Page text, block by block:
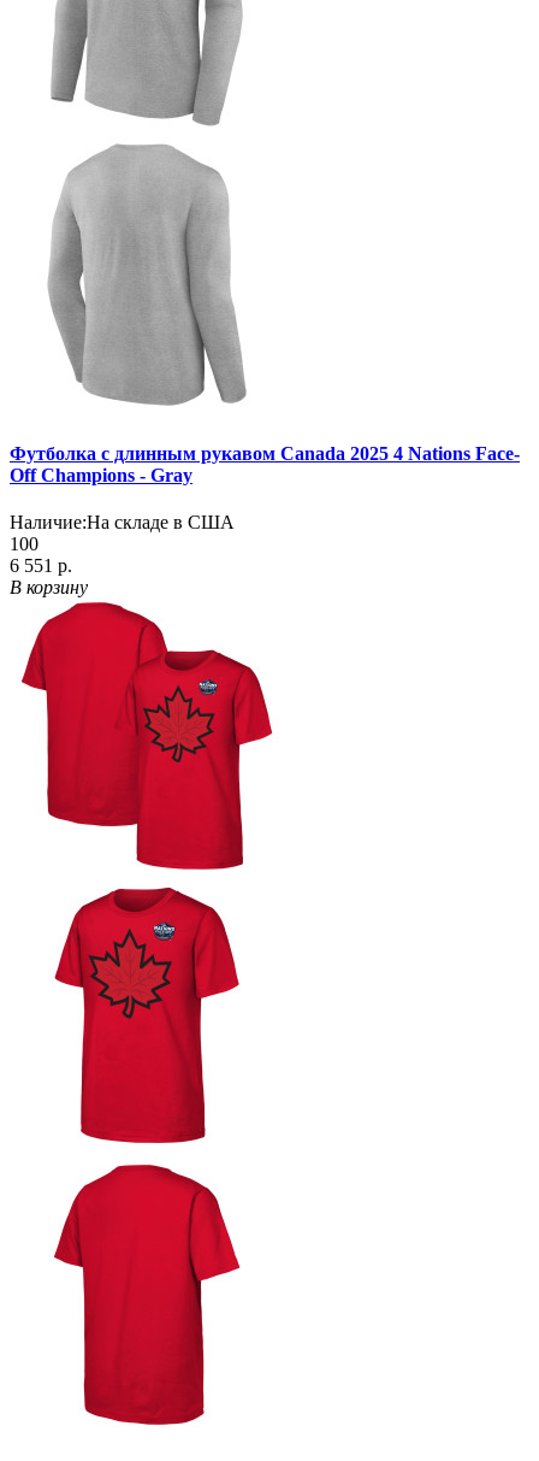
Футболка с длинным рукавом Canada 2025 4 Nations Face-
Off Champions - Gray
Наличие:На складе в США
100
6 551 р.
В корзину